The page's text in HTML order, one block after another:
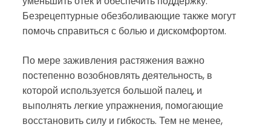
Безрецептурные обезболивающие также могут
помочь справиться с болью и дискомфортом.
По мере заживления растяжения важно
постепенно возобновлять деятельность, в
которой используется большой палец, и
выполнять легкие упражнения, помогающие
восстановить силу и гибкость. Тем не менее,